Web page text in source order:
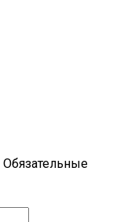
Обязательные